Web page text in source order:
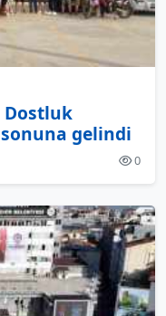
gelindi
0